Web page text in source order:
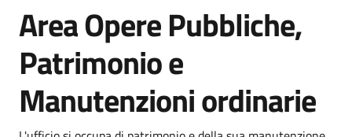
Area Opere Pubbliche,
Patrimonio e
Manutenzioni ordinarie